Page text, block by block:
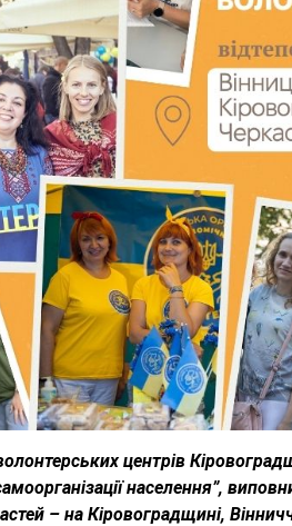
центрів
населення”,
– на Кіровоградщині,